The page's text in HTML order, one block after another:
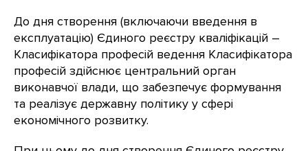
До дня створення (включаючи введення в
експлуатацію) Єдиного реєстру кваліфікацій –
Класифікатора професій ведення Класифікатора
професій здійснює центральний орган
виконавчої влади, що забезпечує формування
та реалізує державну політику у сфері
економічного розвитку.